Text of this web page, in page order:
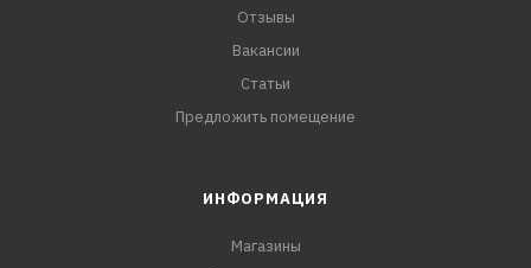
Отзывы
Вакансии
Статьи
Предложить помещение
ИНФОРМАЦИЯ
Магазины